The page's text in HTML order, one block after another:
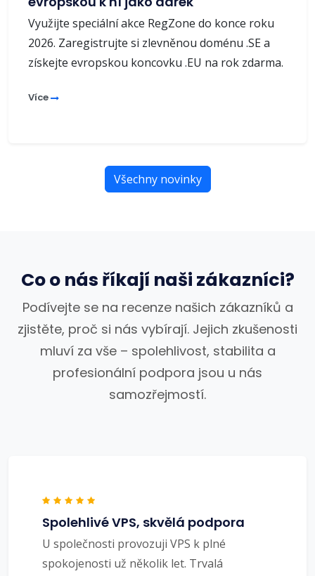
Využijte speciální akce RegZone do konce roku
2026. Zaregistrujte si zlevněnou doménu .SE a
získejte evropskou koncovku .EU na rok zdarma.
Více
Všechny novinky
Co o nás říkají naši zákazníci?
Podívejte se na recenze našich zákazníků a
zjistěte, proč si nás vybírají. Jejich zkušenosti
mluví za vše – spolehlivost, stabilita a
profesionální podpora jsou u nás
samozřejmostí.
Spolehlivé VPS, skvělá podpora
U společnosti provozuji VPS k plné
spokojenosti už několik let. Trvalá